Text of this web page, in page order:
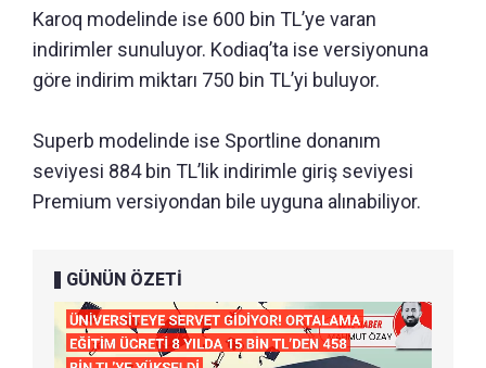
Karoq modelinde ise 600 bin TL’ye varan
indirimler sunuluyor. Kodiaq’ta ise versiyonuna
göre indirim miktarı 750 bin TL’yi buluyor.
Superb modelinde ise Sportline donanım
seviyesi 884 bin TL’lik indirimle giriş seviyesi
Premium versiyondan bile uyguna alınabiliyor.
GÜNÜN ÖZETİ